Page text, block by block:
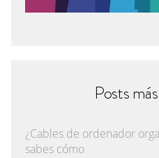
Posts
¿Cables de ordenador
sabes cómo